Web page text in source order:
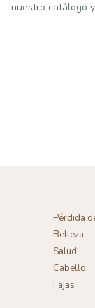
nuestro catálogo
Pérdida
Belleza
Salud
Cabello
Fajas